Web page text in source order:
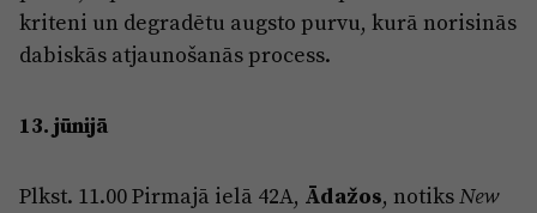
kriteni un degradētu augsto purvu, kurā norisinās
dabiskās atjaunošanās process.
13. jūnijā
Plkst. 11.00 Pirmajā ielā 42A, Ādažos, notiksNew